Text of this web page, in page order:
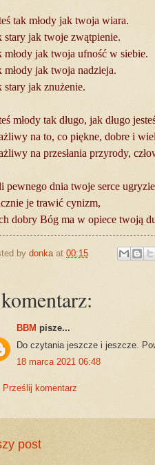
tak młody jak twoja wiara.
stary jak twoje zwątpienie.
młody jak twoja ufność w siebie.
młody jak twoja nadzieja.
stary jak znużenie.
młody tak długo, jak długo
na to, co piękne, dobre i
na przesłania przyrody,
pewnego dnia twoje serce
je trawić cynizm,
dobry Bóg ma w opiece twoją
by donka at 00:15
BBM pisze...
Do czytania jeszcze i jeszcze.
18 marca 2021 06:48
Prześlij komentarz
post